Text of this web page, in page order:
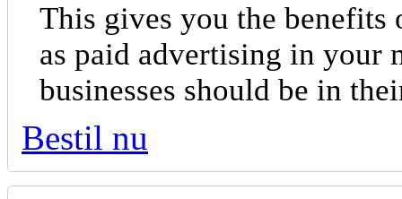
This gives you the benefits
as paid advertising in your
businesses should be in
Bestil nu